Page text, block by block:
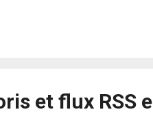
et flux RSS